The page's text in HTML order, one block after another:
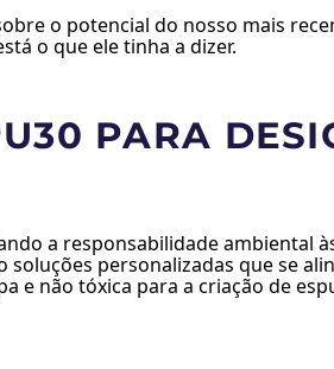
o potencial do nosso mais
o que ele tinha a dizer.
PARA
a responsabilidade ambiental
personalizadas que se
e não tóxica para a criação de